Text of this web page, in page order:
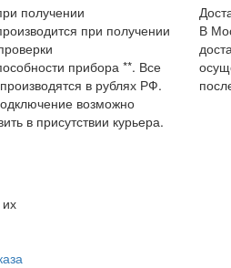
получении
при получении
прибора **. Все
в рублях РФ.
возможно
в присутствии курьера.
В